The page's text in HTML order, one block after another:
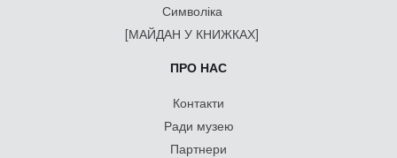
Символіка
[МАЙДАН У КНИЖКАХ]
ПРО НАС
Контакти
Ради музею
Партнери